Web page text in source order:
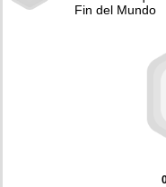
Fin del Mundo